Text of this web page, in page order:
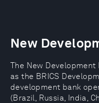
New
The New Development
as the BRICS
development bank
(Brazil, Russia, India,